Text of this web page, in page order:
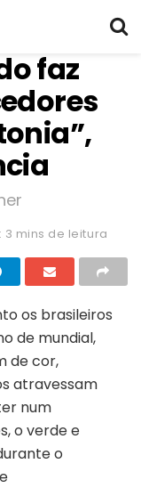
faz
mins de leitura
os brasileiros
de mundial,
de cor,
atravessam
num
o verde e
o